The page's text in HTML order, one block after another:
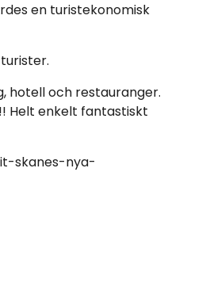
en turistekonomisk
hotell och restauranger.
Helt enkelt fantastiskt
skanes-nya-